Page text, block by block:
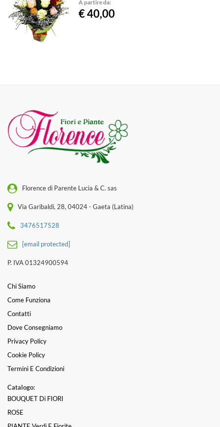
A partire da:
€ 40,00
Florence di Parente Lucia & C. sas
Via Garibaldi, 28, 04024 - Gaeta (Latina)
3476517528
[email protected]
P. IVA 01324900594
Chi Siamo
Come Funziona
Contatti
Dove Consegniamo
Privacy Policy
Cookie Policy
Termini E Condizioni
Catalogo:
BOUQUET Di FIORI
ROSE